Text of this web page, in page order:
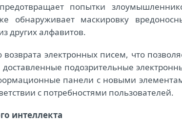
попытки
обнаруживает маскировку
других алфавитов.
электронных писем, что
подозрительные
панели с новыми
с потребностями пользователей.
интеллекта